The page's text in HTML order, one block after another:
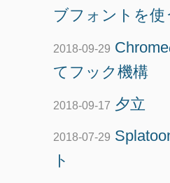
ブフォントを使
2018-09-29
てフック機構
2018-09-17 夕立
2018-07-29
ト